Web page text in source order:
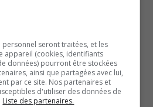
seront traitées, et les
appareil (cookies, identifiants
données) pourront être stockées
ainsi que partagées avec lui,
par ce site. Nos partenaires et
d'utiliser des données de
Liste des partenaires.